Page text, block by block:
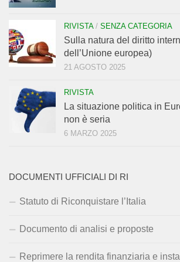
RIVISTA/ SENZA CATEGORIA
Sulla natura del diritto
dell’Unione europea)
21 AGOSTO 2025
RIVISTA
La situazione politica in
non è seria
6 MARZO 2025
DOCUMENTI UFFICIALI DI RI
Statuto di Riconquistare l’Italia
Documento di analisi e proposte
Reprimere la rendita finanziaria e